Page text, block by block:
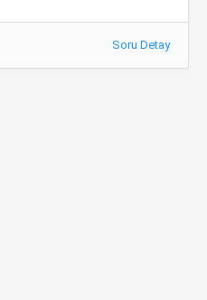
Soru Detay